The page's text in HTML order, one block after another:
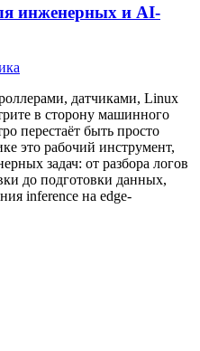
инженерных и AI-
датчиками, Linux
в сторону машинного
перестаёт быть просто
это рабочий инструмент,
задач: от разбора логов
до подготовки данных,
inference на edge-